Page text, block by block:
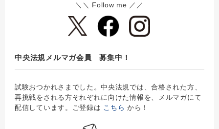
＼＼ Follow me ／／
中央法規メルマガ会員 募集中！
試験おつかれさまでした。中央法規では、合格された方、
再挑戦をされる方それぞれに向けた情報を、メルマガにて
配信しています。ご登録は こちら から！